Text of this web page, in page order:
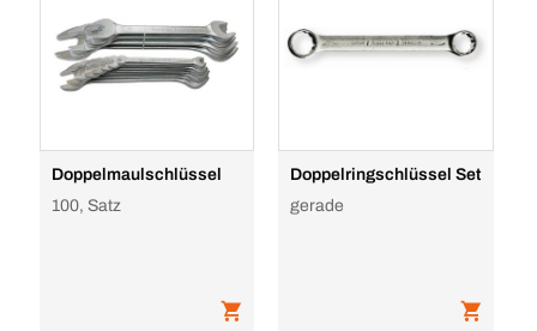
Doppelmaulschlüssel
100, Satz
Doppelringschlüssel Set
gerade